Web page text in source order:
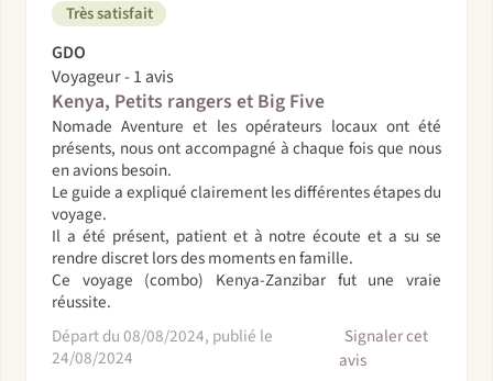
Très satisfait
GDO
Voyageur - 1 avis
Kenya, Petits rangers et Big Five
Nomade Aventure et les opérateurs locaux ont été
présents, nous ont accompagné à chaque fois que nous
en avions besoin.
Le guide a expliqué clairement les différentes étapes du
voyage.
Il a été présent, patient et à notre écoute et a su se
rendre discret lors des moments en famille.
Ce voyage (combo) Kenya-Zanzibar fut une vraie
réussite.
Départ du 08/08/2024, publié le
24/08/2024
Signaler cet
avis